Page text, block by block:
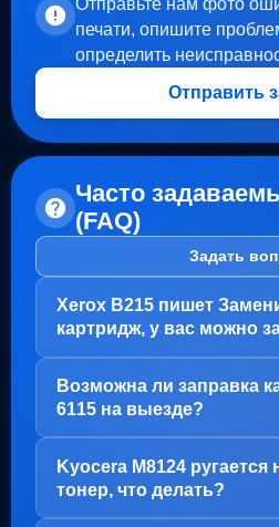
печати, опишите
определить
Отправить
Часто
(FAQ)
Задать
Xerox B215 пишет
картридж, у вас можно
В вашем случае, заправка
Проблема с блоком барабана
него просто закончился
Варианта два:
1. Привозите вам, мы его
Возможна ли заправка
6115 на выезде?
Да, заправка картриджа TK-
нашем офисе на
Но есть важный момент -
Kyocera M8124
тонер, что делать?